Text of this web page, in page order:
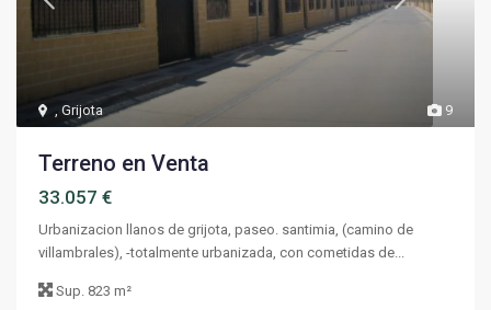
9
,Grijota
Terreno en Venta
33.057 €
Urbanizacion llanos de grijota, paseo. santimia, (camino de
villambrales), -totalmente urbanizada, con cometidas de...
Sup. 823 m²